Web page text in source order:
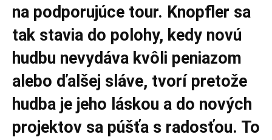
na podporujúce tour. Knopfler sa
tak stavia do polohy, kedy novú
hudbu nevydáva kvôli peniazom
alebo ďalšej sláve, tvorí pretože
hudba je jeho láskou a do nových
projektov sa púšťa s radosťou. To